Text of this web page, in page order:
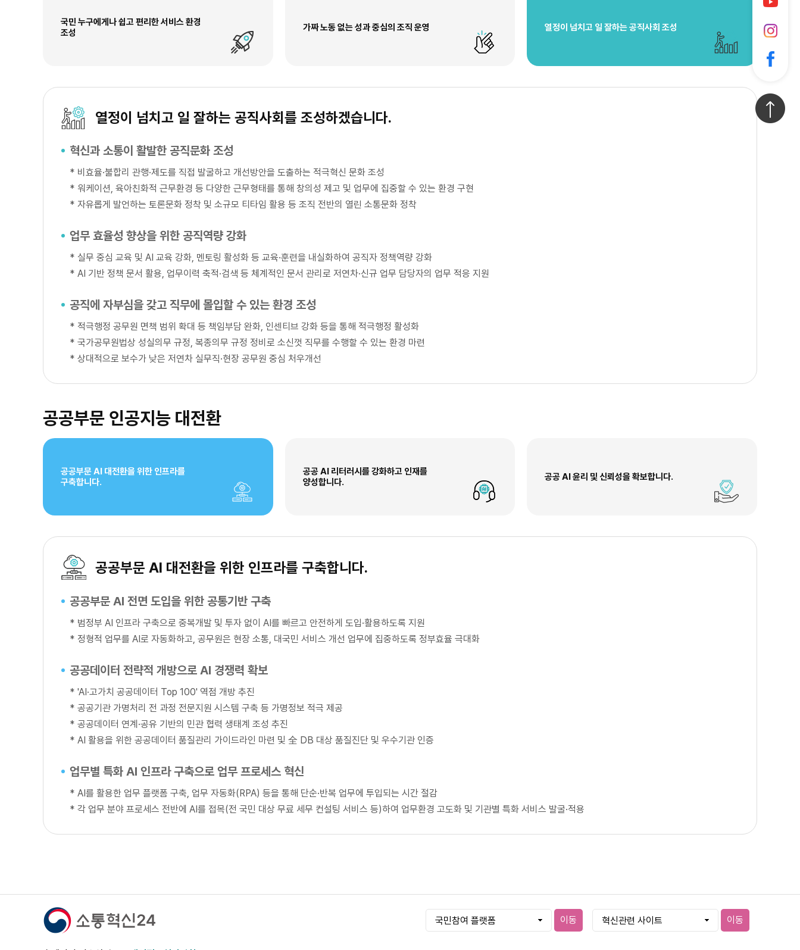
국민 누구에게나 쉽고 편리한 서비스 환경
조성
가짜 노동 없는 성과 중심의 조직 운영 열정이 넘치고 일 잘하는 공직사회 조성
열정이 넘치고 일 잘하는 공직사회를 조성하겠습니다.
혁신과 소통이 활발한 공직문화 조성
* 비효율·불합리 관행·제도를 직접 발굴하고 개선방안을 도출하는 적극혁신 문화 조성
* 워케이션, 육아친화적 근무환경 등 다양한 근무형태를 통해 창의성 제고 및 업무에 집중할 수 있는 환경 구현
* 자유롭게 발언하는 토론문화 정착 및 소규모 티타임 활용 등 조직 전반의 열린 소통문화 정착
업무 효율성 향상을 위한 공직역량 강화
* 실무 중심 교육 및 AI 교육 강화, 멘토링 활성화 등 교육·훈련을 내실화하여 공직자 정책역량 강화
* AI 기반 정책 문서 활용, 업무이력 축적·검색 등 체계적인 문서 관리로 저연차·신규 업무 담당자의 업무 적응 지원
공직에 자부심을 갖고 직무에 몰입할 수 있는 환경 조성
* 적극행정 공무원 면책 범위 확대 등 책임부담 완화, 인센티브 강화 등을 통해 적극행정 활성화
* 국가공무원법상 성실의무 규정, 복종의무 규정 정비로 소신껏 직무를 수행할 수 있는 환경 마련
* 상대적으로 보수가 낮은 저연차 실무직·현장 공무원 중심 처우개선
공공부문 인공지능 대전환
공공부문 AI 대전환을 위한 인프라를
구축합니다.
공공 AI 리터러시를 강화하고 인재를
양성합니다.
공공 AI 윤리 및 신뢰성을 확보합니다.
공공부문 AI 대전환을 위한 인프라를 구축합니다.
공공부문 AI 전면 도입을 위한 공통기반 구축
* 범정부 AI 인프라 구축으로 중복개발 및 투자 없이 AI를 빠르고 안전하게 도입·활용하도록 지원
* 정형적 업무를 AI로 자동화하고, 공무원은 현장 소통, 대국민 서비스 개선 업무에 집중하도록 정부효율 극대화
공공데이터 전략적 개방으로 AI 경쟁력 확보
* 'AI·고가치 공공데이터 Top 100' 역점 개방 추진
* 공공기관 가명처리 전 과정 전문지원 시스템 구축 등 가명정보 적극 제공
* 공공데이터 연계·공유 기반의 민관 협력 생태계 조성 추진
* AI 활용을 위한 공공데이터 품질관리 가이드라인 마련 및 全 DB 대상 품질진단 및 우수기관 인증
업무별 특화 AI 인프라 구축으로 업무 프로세스 혁신
* AI를 활용한 업무 플랫폼 구축, 업무 자동화(RPA) 등을 통해 단순·반복 업무에 투입되는 시간 절감
* 각 업무 분야 프로세스 전반에 AI를 접목(전 국민 대상 무료 세무 컨설팅 서비스 등)하여 업무환경 고도화 및 기관별 특화 서비스 발굴·적용
이동 이동